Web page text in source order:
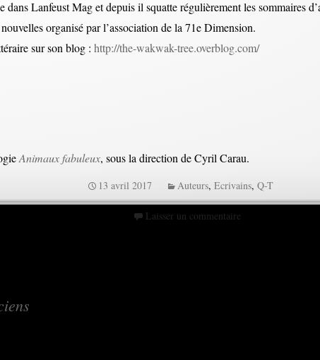
Lanfeust Mag et depuis il squatte régulièrement les sommaires
organisé par l’association de la 71e Dimension.
sur son blog : http://the-wakwak-tree.overblog.com/
Animaux fabuleux, sous la direction de Cyril Carau.
13 avril 2017 Auteurs, Ecrivains, Q-T
Laisser un commentaire